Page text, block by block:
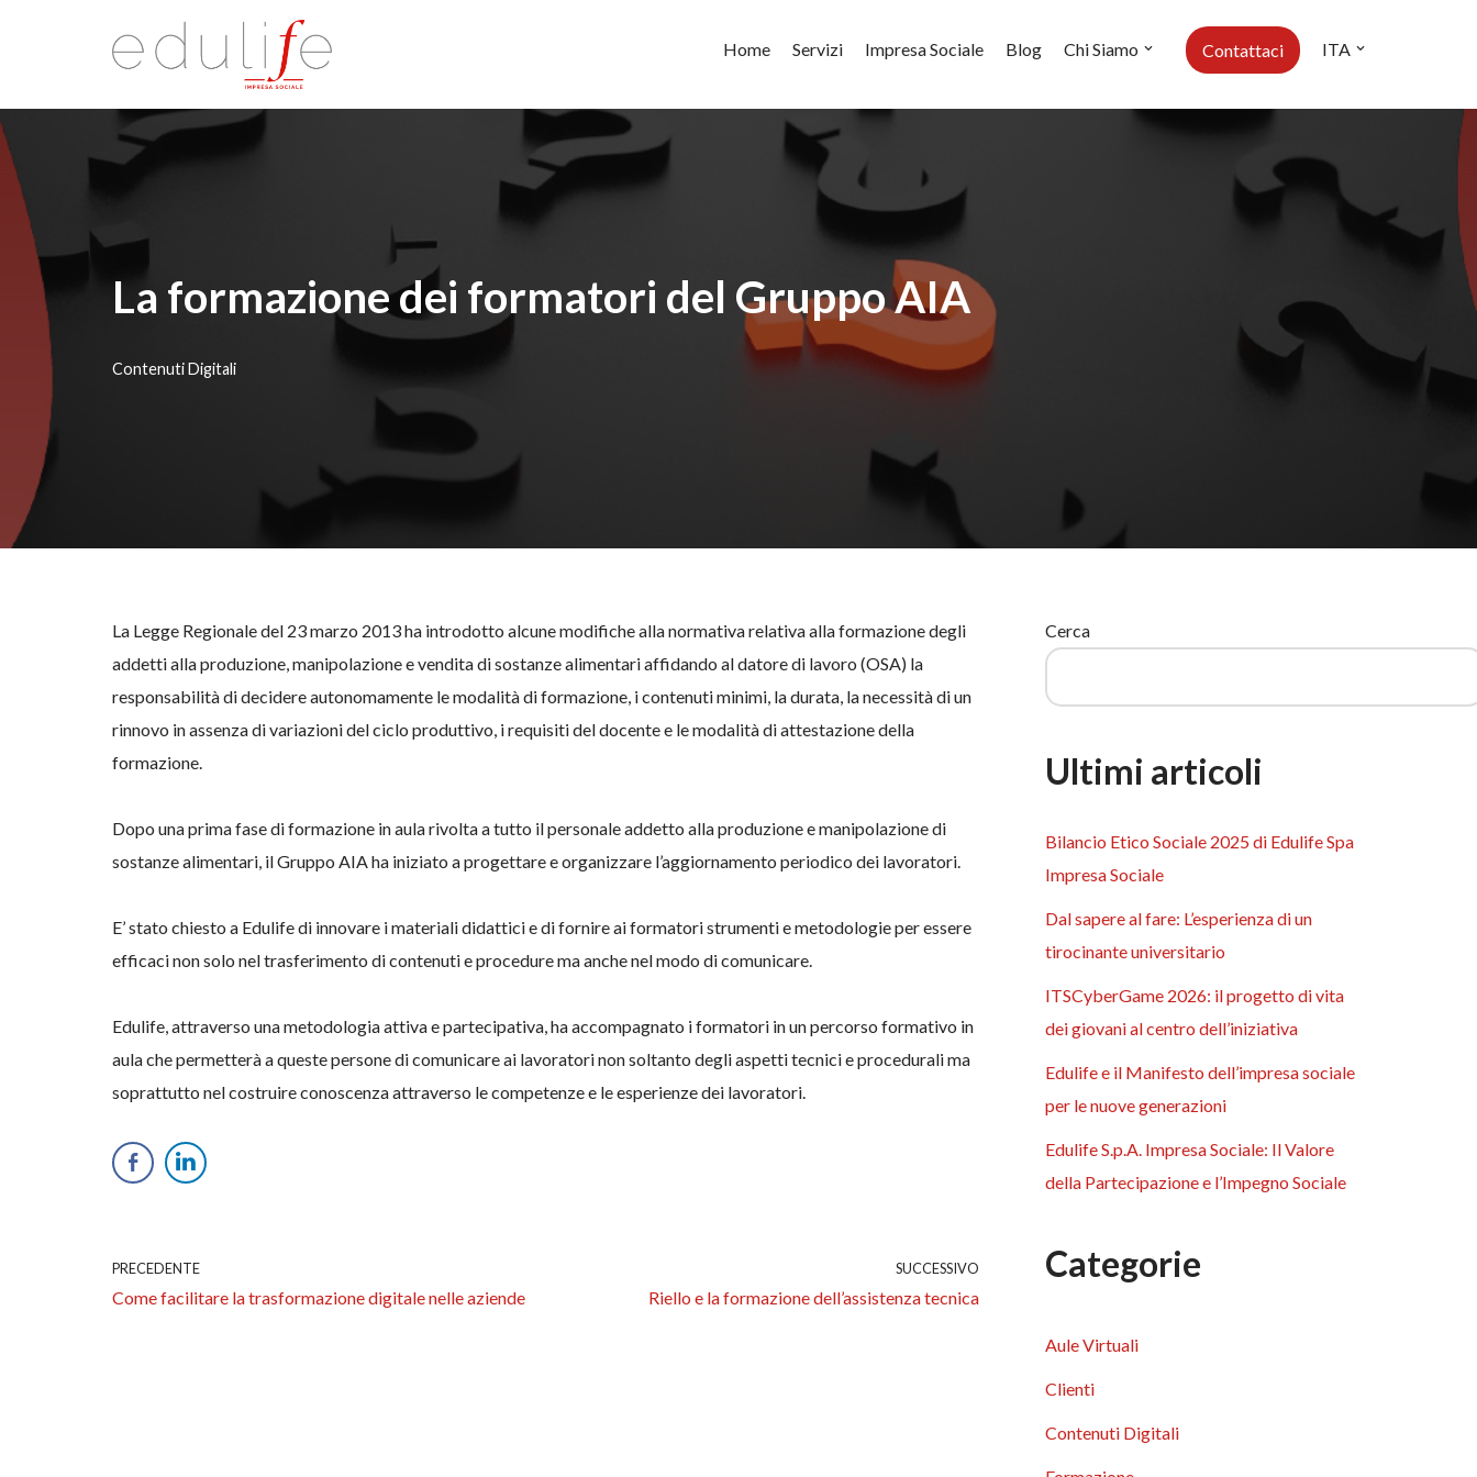
Home Servizi Impresa Sociale Blog Chi Siamo Contattaci ITA
La formazione dei formatori del Gruppo AIA
Contenuti Digitali
La Legge Regionale del 23 marzo 2013 ha introdotto alcune modifiche alla normativa relativa alla formazione degli
addetti alla produzione, manipolazione e vendita di sostanze alimentari affidando al datore di lavoro (OSA) la
responsabilità di decidere autonomamente le modalità di formazione, i contenuti minimi, la durata, la necessità di un
rinnovo in assenza di variazioni del ciclo produttivo, i requisiti del docente e le modalità di attestazione della
formazione.
Dopo una prima fase di formazione in aula rivolta a tutto il personale addetto alla produzione e manipolazione di
sostanze alimentari, il Gruppo AIA ha iniziato a progettare e organizzare l’aggiornamento periodico dei lavoratori.
E’ stato chiesto a Edulife di innovare i materiali didattici e di fornire ai formatori strumenti e metodologie per essere
efficaci non solo nel trasferimento di contenuti e procedure ma anche nel modo di comunicare.
Edulife, attraverso una metodologia attiva e partecipativa, ha accompagnato i formatori in un percorso formativo in
aula che permetterà a queste persone di comunicare ai lavoratori non soltanto degli aspetti tecnici e procedurali ma
soprattutto nel costruire conoscenza attraverso le competenze e le esperienze dei lavoratori.
PRECEDENTE
Come facilitare la trasformazione digitale nelle aziende
SUCCESSIVO
Riello e la formazione dell’assistenza tecnica
Cerca
Ultimi articoli
Bilancio Etico Sociale 2025 di Edulife Spa
Impresa Sociale
Dal sapere al fare: L’esperienza di un
tirocinante universitario
ITSCyberGame 2026: il progetto di vita
dei giovani al centro dell’iniziativa
Edulife e il Manifesto dell’impresa sociale
per le nuove generazioni
Edulife S.p.A. Impresa Sociale: Il Valore
della Partecipazione e l’Impegno Sociale
Categorie
Aule Virtuali
Clienti
Contenuti Digitali